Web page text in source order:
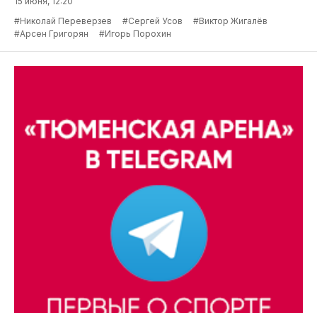
#Николай Переверзев
#Сергей Усов
#Виктор Жигалёв
#Арсен Григорян
#Игорь Порохин